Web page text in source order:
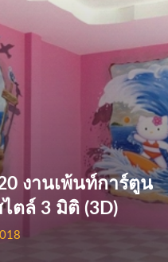
งานเพ้นท์การ์ตูน
ตล์ 3 มิติ (3D)